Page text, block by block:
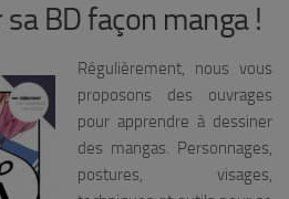
BD façon manga !
Régulièrement, nous vous
proposons des ouvrages
pour apprendre à dessiner
des mangas. Personnages,
postures, visages,